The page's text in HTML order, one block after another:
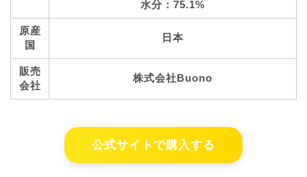
水分：75.1%
原産
国
日本
販売
会社
株式会社Buono
公式サイトで購入する